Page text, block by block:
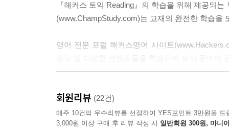
『해커스 토익 Reading』의 학습을 위해 제공되
(www.ChampStudy.com)는 교재의 완전한 학습을
영어 전문 포털 해커스영어 사이트
토익 Reading의 최신 출제 경향을 철저하게 분석
전략을 제시하였다. 이를 통해 학습자들은 최신
회원리뷰 (22건)
매주 10건의 우수리뷰를 선정하여 YES포인트 3만원을 드
3,000원 이상 구매 후 리뷰 작성 시 일반회원 300원, 마니